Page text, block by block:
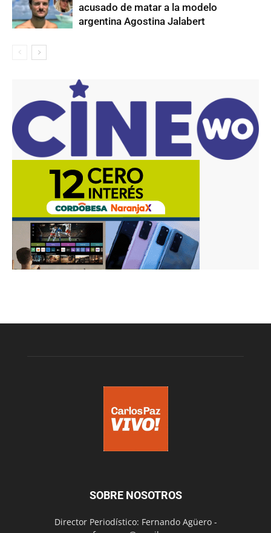
acusado de matar a la modelo
argentina Agostina Jalabert
SOBRE NOSOTROS
Director Periodístico: Fernando Agüero -